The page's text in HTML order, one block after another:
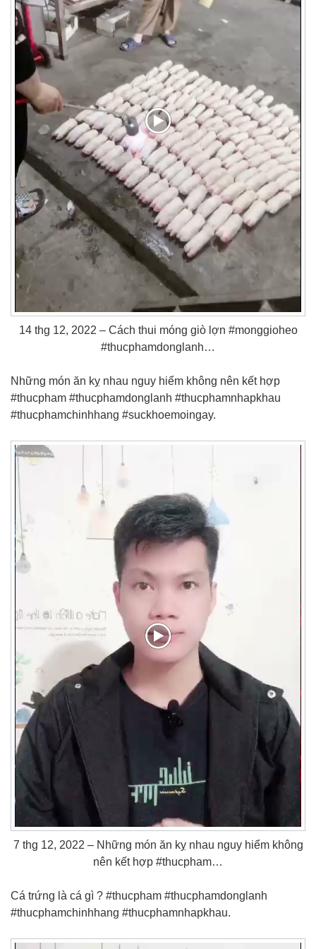
14 thg 12, 2022 – Cách thui móng giò lợn #monggioheo
#thucphamdonglanh…
Những món ăn kỵ nhau nguy hiểm không nên kết hợp
#thucpham #thucphamdonglanh #thucphamnhapkhau
#thucphamchinhhang #suckhoemoingay.
7 thg 12, 2022 – Những món ăn kỵ nhau nguy hiểm không
nên kết hợp #thucpham…
Cá trứng là cá gì ? #thucpham #thucphamdonglanh
#thucphamchinhhang #thucphamnhapkhau.